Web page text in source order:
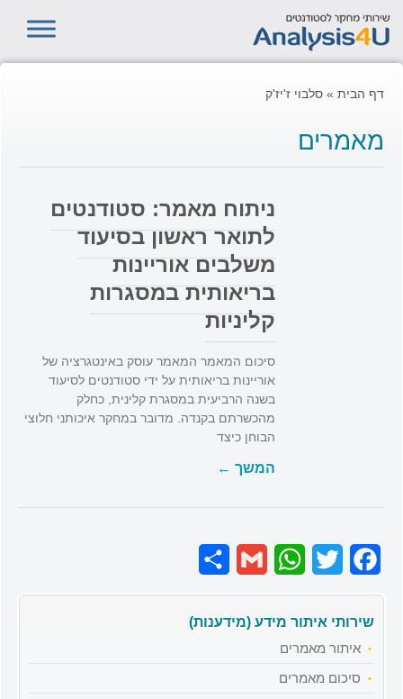
Facebook
Twitter
WhatsApp
Gmail
שירותי איתור מידע (מידענות)
איתור מאמרים
סיכום מאמרים
דף הבית » סלבוי ז'יז'ק
מאמרים
ניתוח מאמר: סטודנטים
לתואר ראשון בסיעוד
משלבים אוריינות
בריאותית במסגרות
קליניות
סיכום המאמר המאמר עוסק באינטגרציה של
אוריינות בריאותית על ידי סטודנטים לסיעוד
בשנה הרביעית במסגרת קלינית, כחלק
מהכשרתם בקנדה. מדובר במחקר איכותני חלוצי
הבוחן כיצד
המשך ←